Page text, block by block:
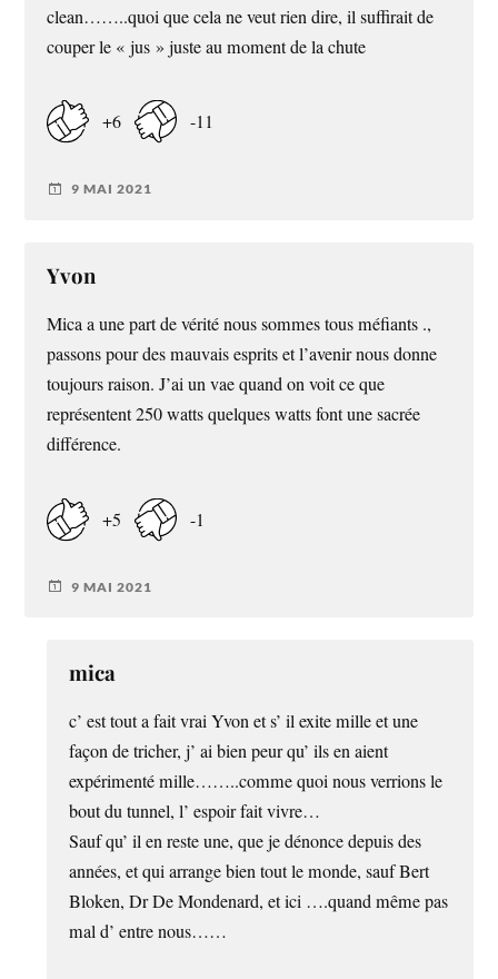
clean……..quoi que cela ne veut rien dire, il suffirait de
couper le « jus » juste au moment de la chute
+6 -11
9 MAI 2021
Yvon
Mica a une part de vérité nous sommes tous méfiants .,
passons pour des mauvais esprits et l’avenir nous donne
toujours raison. J’ai un vae quand on voit ce que
représentent 250 watts quelques watts font une sacrée
différence.
+5 -1
9 MAI 2021
mica
c’ est tout a fait vrai Yvon et s’ il exite mille et une
façon de tricher, j’ ai bien peur qu’ ils en aient
expérimenté mille……..comme quoi nous verrions le
bout du tunnel, l’ espoir fait vivre…
Sauf qu’ il en reste une, que je dénonce depuis des
années, et qui arrange bien tout le monde, sauf Bert
Bloken, Dr De Mondenard, et ici ….quand même pas
mal d’ entre nous……